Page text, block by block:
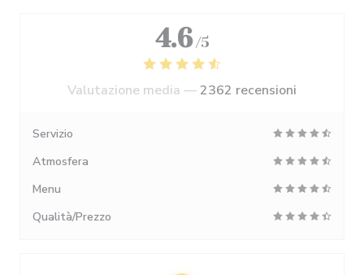
4.6 /5
Valutazione media —2362 recensioni
Servizio
Atmosfera
Menu
Qualità/Prezzo